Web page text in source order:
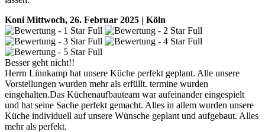
Koni Mittwoch, 26. Februar 2025 | Köln
Besser geht nicht!!
Herrn Linnkamp hat unsere Küche perfekt geplant. Alle unsere
Vorstellungen wurden mehr als erfüllt. termine wurden
eingehalten.Das Küchenaufbauteam war aufeinander eingespielt
und hat seine Sache perfekt gemacht. Alles in allem wurden unsere
Küche individuell auf unsere Wünsche geplant und aufgebaut. Alles
mehr als perfekt.